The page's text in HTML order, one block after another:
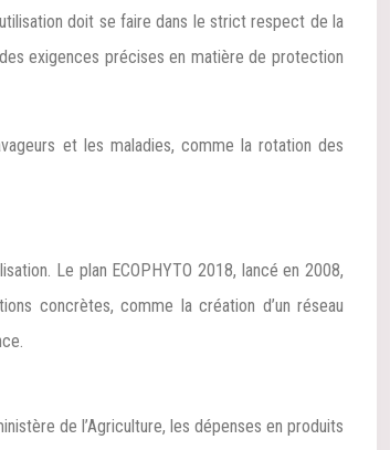
doit se faire dans le strict respect de la
exigences précises en matière de protection
et les maladies, comme la rotation des
Le plan ECOPHYTO 2018, lancé en 2008,
concrètes, comme la création d’un réseau
de l’Agriculture, les dépenses en produits